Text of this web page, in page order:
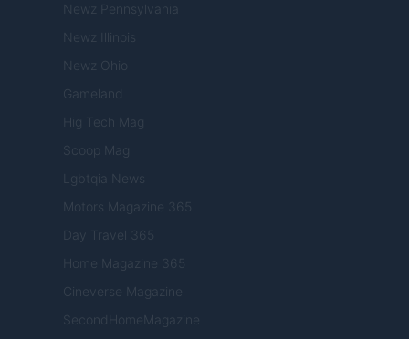
Newz Pennsylvania
Newz Illinois
Newz Ohio
Gameland
Hig Tech Mag
Scoop Mag
Lgbtqia News
Motors Magazine 365
Day Travel 365
Home Magazine 365
Cineverse Magazine
SecondHomeMagazine